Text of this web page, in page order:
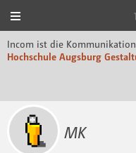
Incom ist die
Hochschule Augsburg
MK